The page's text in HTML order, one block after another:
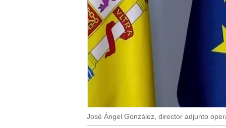
José Ángel González, director adjunto